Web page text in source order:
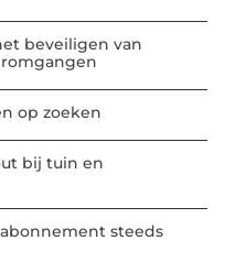
beveiligen van
op zoeken
bij tuin en
steeds